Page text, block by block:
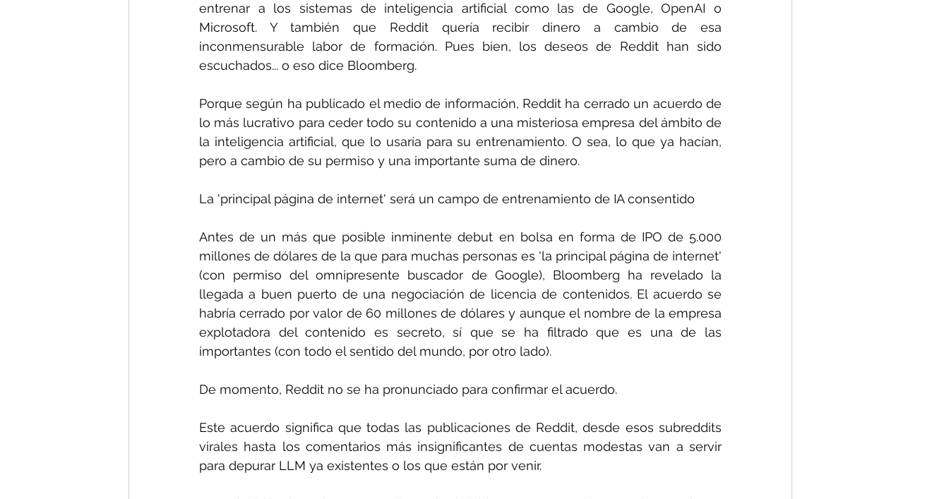
entrenar a los sistemas de inteligencia artificial como las de Google, OpenAI o
Microsoft. Y también que Reddit quería recibir dinero a cambio de esa
inconmensurable labor de formación. Pues bien, los deseos de Reddit han sido
escuchados... o eso dice Bloomberg.
Porque según ha publicado el medio de información, Reddit ha cerrado un acuerdo de
lo más lucrativo para ceder todo su contenido a una misteriosa empresa del ámbito de
la inteligencia artificial, que lo usaría para su entrenamiento. O sea, lo que ya hacían,
pero a cambio de su permiso y una importante suma de dinero.
La 'principal página de internet' será un campo de entrenamiento de IA consentido
Antes de un más que posible inminente debut en bolsa en forma de IPO de 5.000
millones de dólares de la que para muchas personas es 'la principal página de internet'
(con permiso del omnipresente buscador de Google), Bloomberg ha revelado la
llegada a buen puerto de una negociación de licencia de contenidos. El acuerdo se
habría cerrado por valor de 60 millones de dólares y aunque el nombre de la empresa
explotadora del contenido es secreto, sí que se ha filtrado que es una de las
importantes (con todo el sentido del mundo, por otro lado).
De momento, Reddit no se ha pronunciado para confirmar el acuerdo.
Este acuerdo significa que todas las publicaciones de Reddit, desde esos subreddits
virales hasta los comentarios más insignificantes de cuentas modestas van a servir
para depurar LLM ya existentes o los que están por venir.